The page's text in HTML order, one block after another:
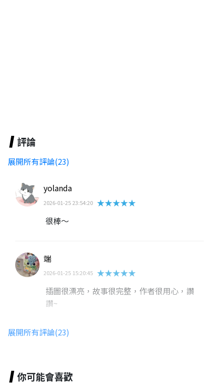
評論
展開所有評論(23)
yolanda
2026-01-25 23:54:20 ★★★★★
很棒～
端
2026-01-25 15:20:45 ★★★★★
插圖很漂亮，故事很完整，作者很用心，讚
讚~
AirouLin
很不錯唷
展開所有評論(23)
你可能會喜歡